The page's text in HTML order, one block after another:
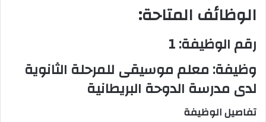
الوظائف المتاحة:
رقم الوظيفة: 1
وظيفة: معلم موسيقى للمرحلة الثانوية
لدى مدرسة الدوحة البريطانية
تفاصيل الوظيفة